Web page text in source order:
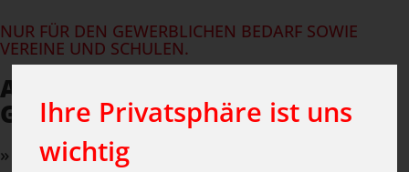
Ihre Privatsphäre ist uns
wichtig
NUR FÜR DEN GEWERBLICHEN BEDARF SOWIE
VEREINE UND SCHULEN.
ANGEBOT ANFORDERN - SO
GEHTS!
» 5426, GEFÜTTERTE SERVICE JACKE